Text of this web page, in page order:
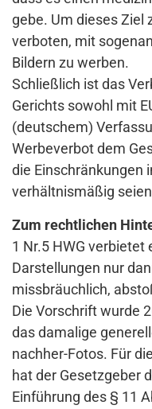
gebe. Um dieses Ziel
verboten, mit
Bildern zu werben.
Schließlich ist das
Gerichts sowohl mit
(deutschem)
Werbeverbot dem
die Einschränkungen
verhältnismäßig
Zum rechtlichen
1 Nr.5 HWG
Darstellungen nur
missbräuchlich,
Die Vorschrift wurde
das damalige
nachher-Fotos. Für
hat der Gesetzgeber
Einführung des § 11